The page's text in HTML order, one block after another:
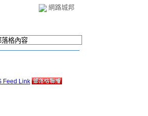
網路城邦